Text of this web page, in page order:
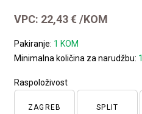
VPC: 22,43€ /KOM
Pakiranje: 1 KOM
Minimalna količina za narudžbu:
Raspoloživost
ZAGREB SPLIT